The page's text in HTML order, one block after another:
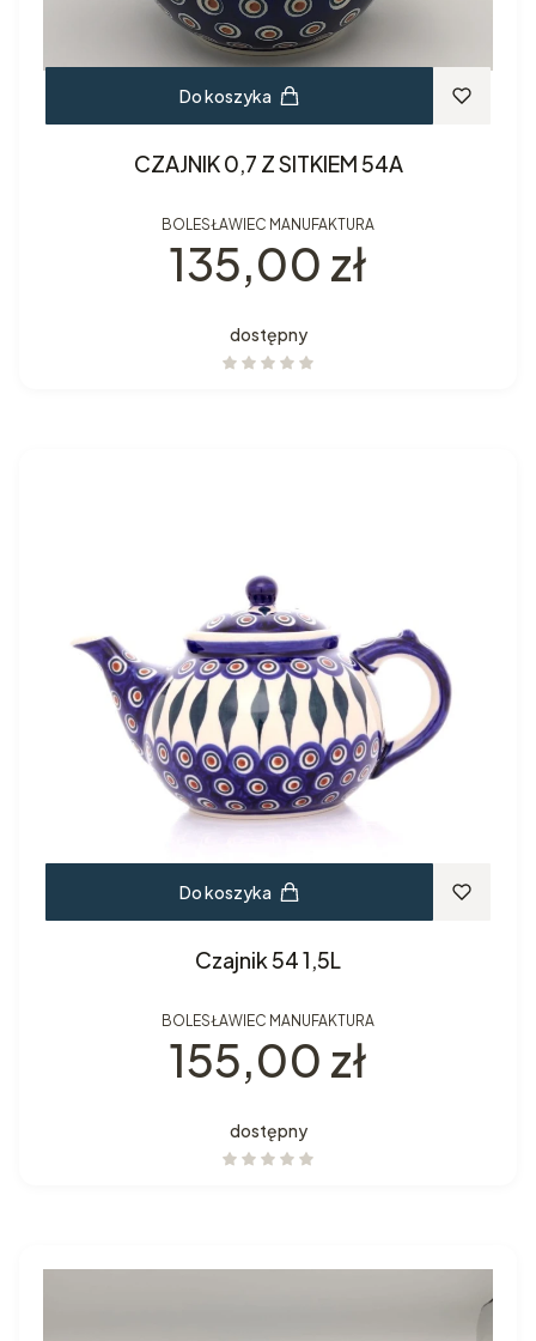
Do koszyka
CZAJNIK 0,7 Z SITKIEM 54A
BOLESŁAWIEC MANUFAKTURA
Cena
135,00 zł
dostępny
Do koszyka
Czajnik 54 1,5L
BOLESŁAWIEC MANUFAKTURA
Cena
155,00 zł
dostępny